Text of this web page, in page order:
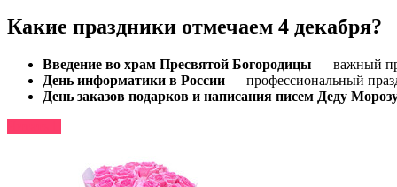
Какие праздники отмечаем 4 декабря?
Введение во храм Пресвятой Богородицы — важный
День информатики в России — профессиональный
День заказов подарков и написания писем Деду